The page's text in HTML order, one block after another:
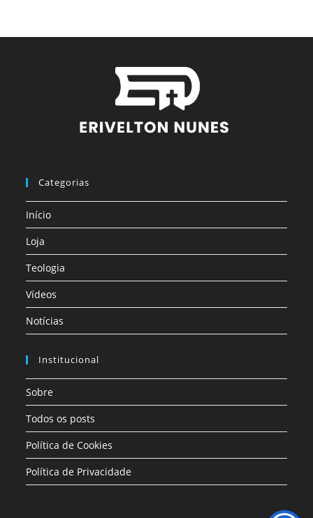
Categorias
Início
Loja
Teologia
Vídeos
Notícias
Institucional
Sobre
Todos os posts
Política de Cookies
Política de Privacidade